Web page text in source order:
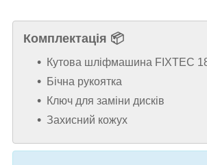
Комплектація 📦
Кутова шліфмашина FIXTEC
Бічна рукоятка
Ключ для заміни дисків
Захисний кожух